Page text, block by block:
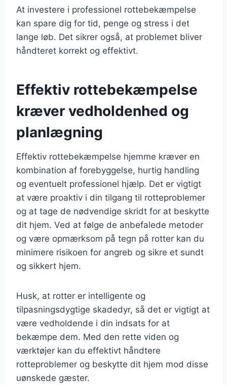
At investere i professionel rottebekæmpelse
kan spare dig for tid, penge og stress i det
lange løb. Det sikrer også, at problemet bliver
håndteret korrekt og effektivt.
Effektiv rottebekæmpelse
kræver vedholdenhed og
planlægning
Effektiv rottebekæmpelse hjemme kræver en
kombination af forebyggelse, hurtig handling
og eventuelt professionel hjælp. Det er vigtigt
at være proaktiv i din tilgang til rotteproblemer
og at tage de nødvendige skridt for at beskytte
dit hjem. Ved at følge de anbefalede metoder
og være opmærksom på tegn på rotter kan du
minimere risikoen for angreb og sikre et sundt
og sikkert hjem.
Husk, at rotter er intelligente og
tilpasningsdygtige skadedyr, så det er vigtigt at
være vedholdende i din indsats for at
bekæmpe dem. Med den rette viden og
værktøjer kan du effektivt håndtere
rotteproblemer og beskytte dit hjem mod disse
uønskede gæster.